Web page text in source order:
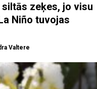
zeķes, jo visu
Niño tuvojas
Valtere